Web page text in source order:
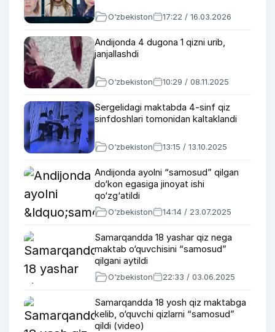
O‘zbekiston 17:22 / 16.03.2026
Andijonda 4 dugona 1 qizni urib,
janjallashdi
O‘zbekiston 10:29 / 08.11.2025
Sergelidagi maktabda 4-sinf qiz
sinfdoshlari tomonidan kaltaklandi
O‘zbekiston 13:15 / 13.10.2025
Andijonda ayolni “samosud” qilgan
do‘kon egasiga jinoyat ishi
qo‘zg‘atildi
O‘zbekiston 14:14 / 23.07.2025
Samarqandda 18 yashar qiz nega
maktab o‘quvchisini “samosud”
qilgani aytildi
O‘zbekiston 22:33 / 03.06.2025
Samarqandda 18 yosh qiz maktabga
kelib, o‘quvchi qizlarni “samosud”
qildi (video)